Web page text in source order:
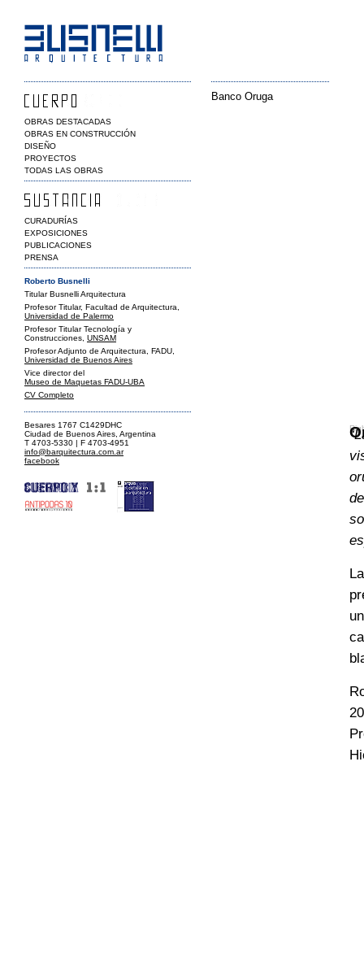
Banco Oruga
OBRAS DESTACADAS
OBRAS EN CONSTRUCCIÓN
DISEÑO
PROYECTOS
TODAS LAS OBRAS
CURADURÍAS
EXPOSICIONES
PUBLICACIONES
PRENSA
Roberto Busnelli
Titular Busnelli Arquitectura
Profesor Titular, Facultad de Arquitectura,
Universidad de Palermo
Profesor Titular Tecnología y
Construcciones, UNSAM
Profesor Adjunto de Arquitectura, FADU,
Universidad de Buenos Aires
Vice director del
Museo de Maquetas FADU-UBA
CV Completo
Besares 1767 C1429DHC
Ciudad de Buenos Aires, Argentina
T 4703-5330 | F 4703-4951
info@barquitectura.com.ar
facebook